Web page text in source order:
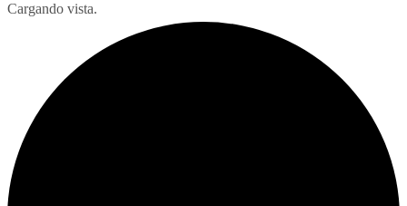
Cargando vista.